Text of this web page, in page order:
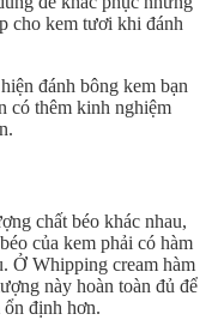
cho kem tươi khi đánh
đánh bông kem bạn
có thêm kinh nghiệm
chất béo khác nhau,
của kem phải có hàm
Ở Whipping cream hàm
này hoàn toàn đủ để
định hơn.